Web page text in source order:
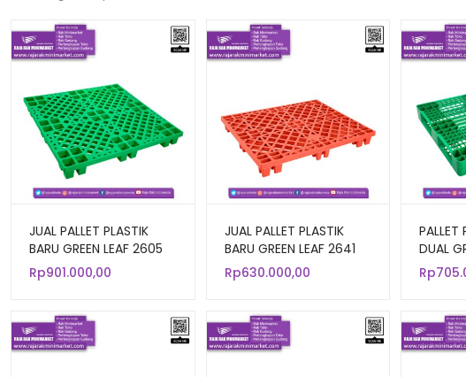
JUAL PALLET PLASTIK
BARU GREEN LEAF 2605
UKURAN 120x120x14 CM
Rp901.000,00
JUAL PALLET PLASTIK
BARU GREEN LEAF 2641
UKURAN 120x100x14 CM
Rp630.000,00
PALLET
DUAL
Rp